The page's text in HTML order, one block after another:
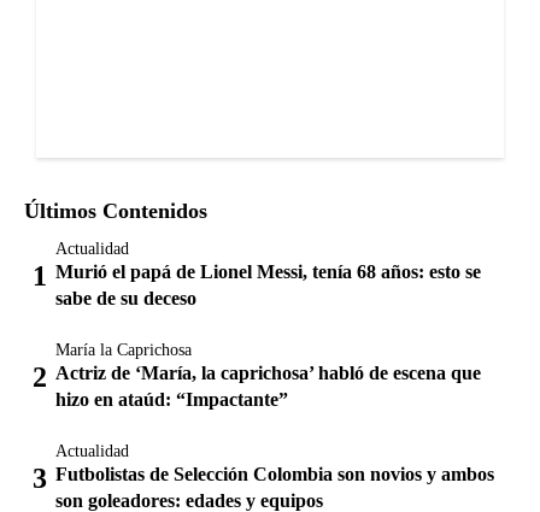
Últimos Contenidos
Actualidad
Murió el papá de Lionel Messi, tenía 68 años: esto se
sabe de su deceso
María la Caprichosa
Actriz de ‘María, la caprichosa’ habló de escena que
hizo en ataúd: “Impactante”
Actualidad
Futbolistas de Selección Colombia son novios y ambos
son goleadores: edades y equipos